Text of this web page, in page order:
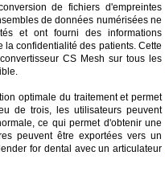
de fichiers d'empreintes
de données numérisées ne
et ont fourni des informations
confidentialité des patients. Cette
CS Mesh sur tous les
optimale du traitement et permet
de trois, les utilisateurs peuvent
ce qui permet d'obtenir une
peuvent être exportées vers un
for dental avec un articulateur